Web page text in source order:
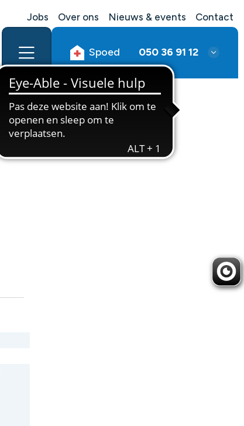
Jobs Over ons Nieuws & events Contact
Spoed 050 36 91 12